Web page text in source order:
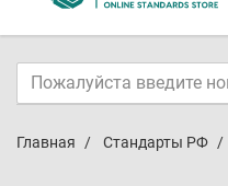
Главная Стандарты РФ